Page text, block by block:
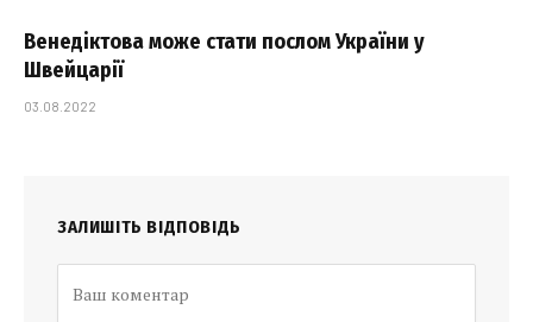
Венедіктова може стати послом України у
Швейцарії
03.08.2022
ЗАЛИШІТЬ ВІДПОВІДЬ